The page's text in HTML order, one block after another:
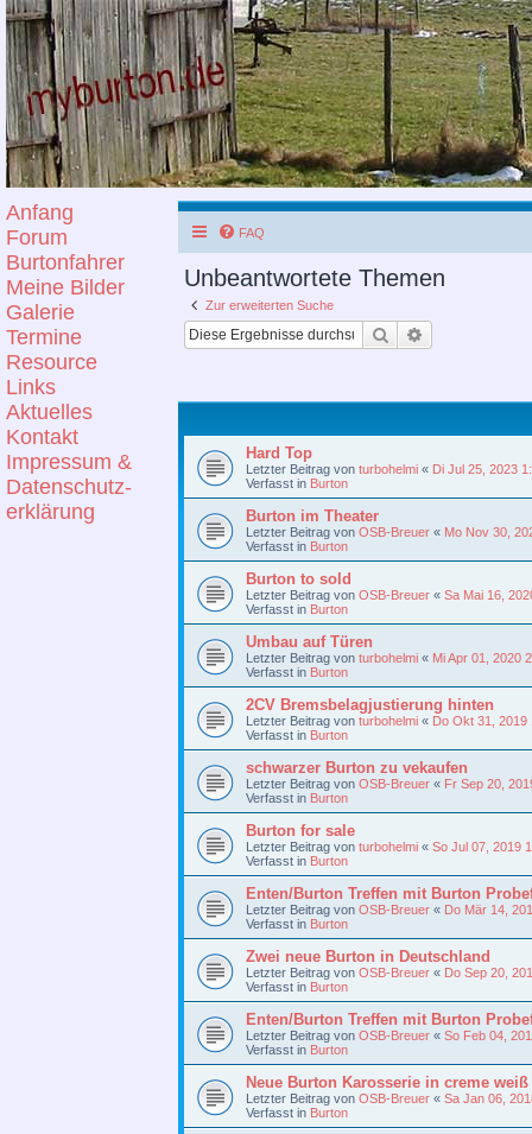
Anfang
Forum
Burtonfahrer
Meine Bilder
Galerie
Termine
Resource
Links
Aktuelles
Kontakt
Impressum &
Datenschutz-
erklärung
FAQ
Unbeantwortete Themen
Zur erweiterten Suche
Suche
Hard Top
Letzter Beitrag von turbohelmi « Di Jul 25, 2023
Verfasst in Burton
Burton im Theater
Letzter Beitrag von OSB-Breuer « Mo Nov 30,
Verfasst in Burton
Burton to sold
Letzter Beitrag von OSB-Breuer « Sa Mai 16,
Verfasst in Burton
Umbau auf Türen
Letzter Beitrag von turbohelmi « Mi Apr 01, 2020
Verfasst in Burton
2CV Bremsbelagjustierung hinten
Letzter Beitrag von turbohelmi « Do Okt 31, 2019
Verfasst in Burton
schwarzer Burton zu vekaufen
Letzter Beitrag von OSB-Breuer « Fr Sep 20,
Verfasst in Burton
Burton for sale
Letzter Beitrag von turbohelmi « So Jul 07, 2019
Verfasst in Burton
Enten/Burton Treffen mit Burton
Letzter Beitrag von OSB-Breuer « Do Mär 14,
Verfasst in Burton
Zwei neue Burton in Deutschland
Letzter Beitrag von OSB-Breuer « Do Sep 20,
Verfasst in Burton
Enten/Burton Treffen mit Burton
Letzter Beitrag von OSB-Breuer « So Feb 04,
Verfasst in Burton
Neue Burton Karosserie in creme
Letzter Beitrag von OSB-Breuer « Sa Jan 06,
Verfasst in Burton